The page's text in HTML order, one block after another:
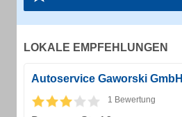
LOKALE EMPFEHLUNGEN
Autoservice Gaworski GmbH
1 Bewertung